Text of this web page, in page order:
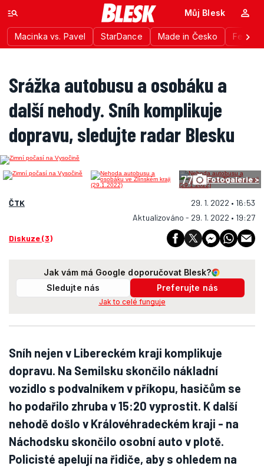
Macinka vs. Pavel StarDance Made in Česko
Můj Blesk
Srážka autobusu a osobáku a
další nehody. Sníh komplikuje
dopravu, sledujte radar Blesku
77 Fotogalerie >
ČTK
29. 1. 2022 • 16:53
Aktualizováno - 29. 1. 2022 • 19:27
Diskuze (3)
Jak vám má Google doporučovat Blesk?
Sledujte nás
Preferujte nás
Jak to celé funguje
Sníh nejen v Libereckém kraji komplikuje
dopravu. Na Semilsku skončilo nákladní
vozidlo s podvalníkem v příkopu, hasičům se
ho podařilo zhruba v 15:20 vyprostit. K další
nehodě došlo v Královéhradeckém kraji - na
Náchodsku skončilo osobní auto v plotě.
Policisté apelují na řidiče, aby s ohledem na